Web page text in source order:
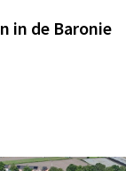
in de Baronie